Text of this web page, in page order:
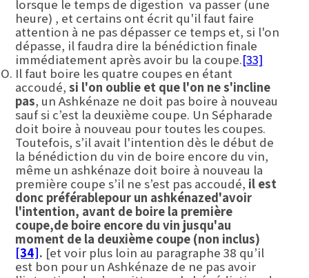
lorsque le temps de digestion va passer (une
heure) , et certains ont écrit qu'il faut faire
attention à ne pas dépasser ce temps et, si l'on
dépasse, il faudra dire la bénédiction finale
immédiatement après avoir bu la coupe.[33]
Il faut boire les quatre coupes en étant
accoudé,si l'on oublie et que l'on ne s'incline
pas, un Ashkénaze ne doit pas boire à nouveau
sauf si c’est la deuxième coupe. Un Sépharade
doit boire à nouveau pour toutes les coupes.
Toutefois, s’il avait l'intention dès le début de
la bénédiction du vin de boire encore du vin,
même un ashkénaze doit boire à nouveau la
première coupe s’il ne s’est pas accoudé, il est
donc préférablepour un ashkénazed'avoir
l'intention, avant de boire la première
coupe,de boire encore du vin jusqu'au
moment de la deuxième coupe (non inclus)
[34]. [et voir plus loin au paragraphe 38 qu’il
est bon pour un Ashkénaze de ne pas avoir